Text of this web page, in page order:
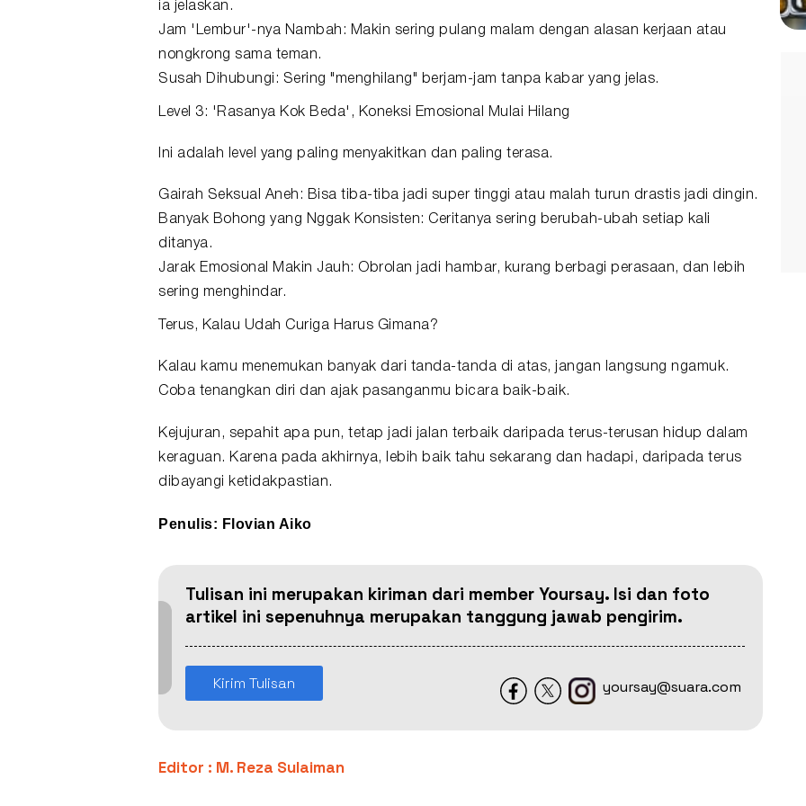
ia jelaskan.
Jam 'Lembur'-nya Nambah: Makin sering pulang malam dengan alasan kerjaan atau
nongkrong sama teman.
Susah Dihubungi: Sering "menghilang" berjam-jam tanpa kabar yang jelas.
Level 3: 'Rasanya Kok Beda', Koneksi Emosional Mulai Hilang
Ini adalah level yang paling menyakitkan dan paling terasa.
Gairah Seksual Aneh: Bisa tiba-tiba jadi super tinggi atau malah turun drastis jadi dingin.
Banyak Bohong yang Nggak Konsisten: Ceritanya sering berubah-ubah setiap kali
ditanya.
Jarak Emosional Makin Jauh: Obrolan jadi hambar, kurang berbagi perasaan, dan lebih
sering menghindar.
Terus, Kalau Udah Curiga Harus Gimana?
Kalau kamu menemukan banyak dari tanda-tanda di atas, jangan langsung ngamuk.
Coba tenangkan diri dan ajak pasanganmu bicara baik-baik.
Kejujuran, sepahit apa pun, tetap jadi jalan terbaik daripada terus-terusan hidup dalam
keraguan. Karena pada akhirnya, lebih baik tahu sekarang dan hadapi, daripada terus
dibayangi ketidakpastian.
Penulis: Flovian Aiko
Tulisan ini merupakan kiriman dari member Yoursay. Isi dan foto
artikel ini sepenuhnya merupakan tanggung jawab pengirim.
Kirim Tulisan yoursay@suara.com
Editor : M. Reza Sulaiman